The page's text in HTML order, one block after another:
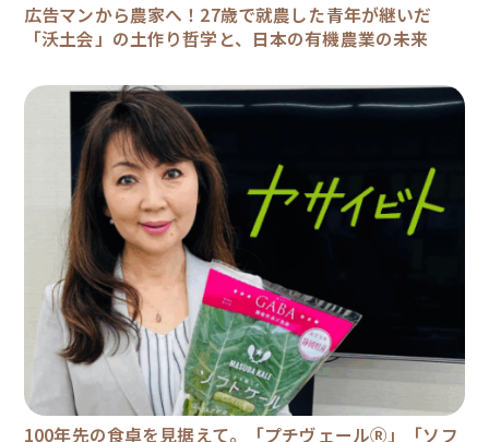
広告マンから農家へ！27歳で就農した青年が継いだ
「沃土会」の土作り哲学と、日本の有機農業の未来
100年先の食卓を見据えて。「プチヴェールⓇ」「ソフ